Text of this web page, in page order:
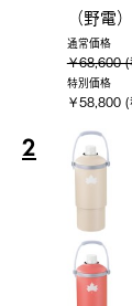
（野電
通常価格
￥68,600 (
特別価格
￥58,800 (
2